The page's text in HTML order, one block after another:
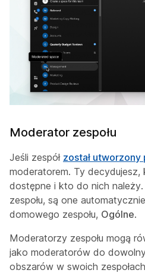
Moderator zespołu
Jeśli zespół został
moderatorem. Ty decydujesz,
dostępne i kto do nich
zespołu, są one
domowego zespołu, Ogólne.
Moderatorzy zespołu mogą
jako moderatorów do
obszarów w swoich